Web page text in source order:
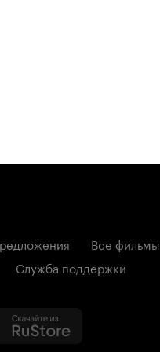
Все фильмы
Служба поддержки